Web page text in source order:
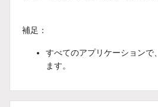
補足：
すべてのアプリケーションで
ます。